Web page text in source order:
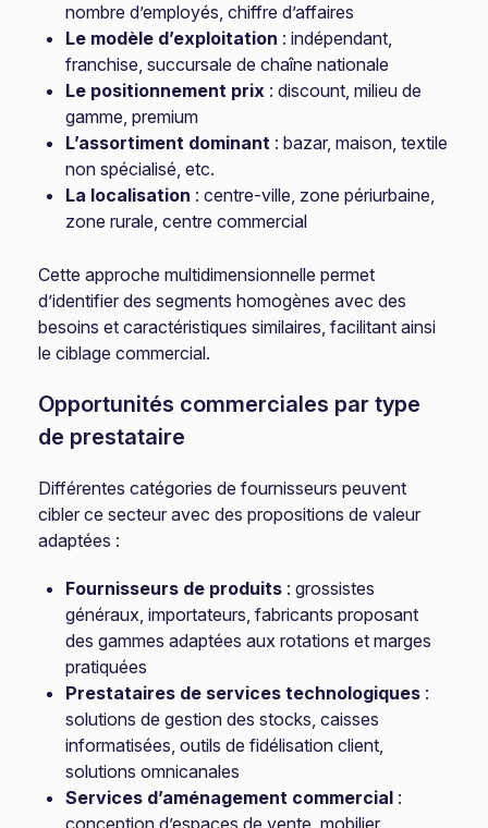
nombre d’employés, chiffre d’affaires
Le modèle d’exploitation : indépendant,
franchise, succursale de chaîne nationale
Le positionnement prix : discount, milieu de
gamme, premium
L’assortiment dominant : bazar, maison, textile
non spécialisé, etc.
La localisation : centre-ville, zone périurbaine,
zone rurale, centre commercial
Cette approche multidimensionnelle permet
d’identifier des segments homogènes avec des
besoins et caractéristiques similaires, facilitant ainsi
le ciblage commercial.
Opportunités commerciales par type
de prestataire
Différentes catégories de fournisseurs peuvent
cibler ce secteur avec des propositions de valeur
adaptées :
Fournisseurs de produits : grossistes
généraux, importateurs, fabricants proposant
des gammes adaptées aux rotations et marges
pratiquées
Prestataires de services technologiques :
solutions de gestion des stocks, caisses
informatisées, outils de fidélisation client,
solutions omnicanales
Services d’aménagement commercial :
conception d’espaces de vente, mobilier